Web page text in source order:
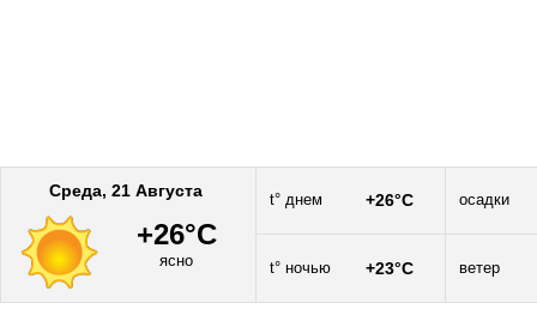
Среда, 21 Августа
+26°C
ясно
t° днем +26°C осадки
t° ночью +23°C ветер